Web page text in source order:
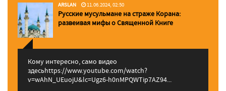
ARSLAN 11.06.2024, 02:50
Русские мусульмане на страже Корана:
pазвеивая мифы о Священной Книге
Кому интересно, само видео
здесьhttps://www.youtube.com/watch?
v=wAhN_UEuojU&lc=Ugz6-h0nMPQWTip7AZ94...